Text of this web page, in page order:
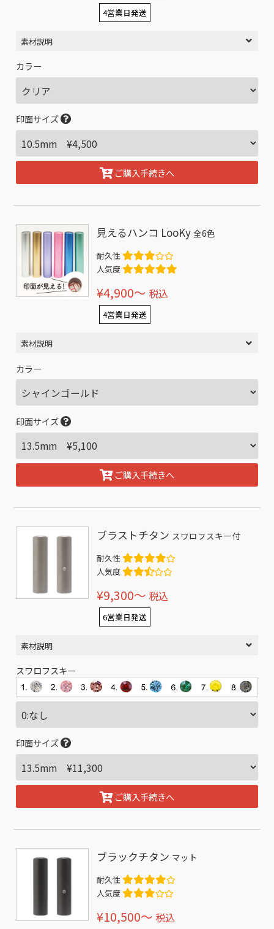
4営業日発送
素材説明
カラー
印面サイズ
ご購入手続きへ
見えるハンコ LooKy全6色
耐久性
人気度
¥4,900〜 税込
4営業日発送
素材説明
カラー
印面サイズ
ご購入手続きへ
ブラストチタン スワロフスキー付
耐久性
人気度
¥9,300〜 税込
6営業日発送
素材説明
スワロフスキー
印面サイズ
ご購入手続きへ
ブラックチタン マット
耐久性
人気度
¥10,500〜 税込